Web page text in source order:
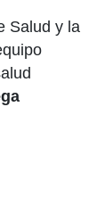
Salud y la